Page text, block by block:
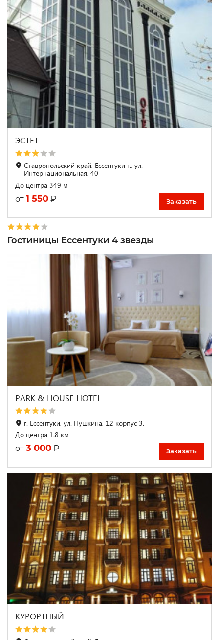
ЭСТЕТ
Ставропольский край, Ессентуки г., ул.
Интернациональная, 40
До центра 349 м
от 1 550 ₽ Заказать
Гостиницы Ессентуки 4 звезды
PARK & HOUSE HOTEL
г. Ессентуки, ул. Пушкина, 12 корпус 3.
До центра 1.8 км
от 3 000 ₽ Заказать
КУРОРТНЫЙ